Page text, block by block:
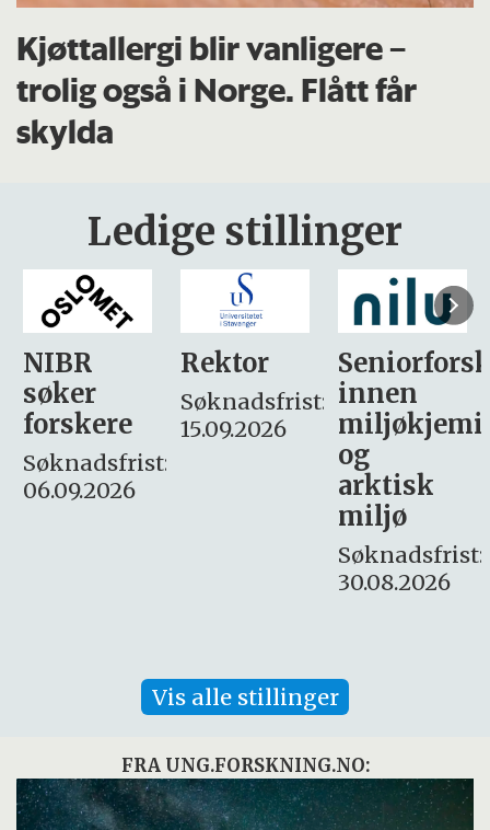
Kjøttallergi blir vanligere –
trolig også i Norge. Flått får
skylda
Ledige stillinger
Rektor
Søknadsfrist:
15.09.2026
Seniorforsker
innen
miljøkjemi
søker
– fast
Søknadsfrist:
16. august.
Vis alle stillinger
FRA UNG.FORSKNING.NO: